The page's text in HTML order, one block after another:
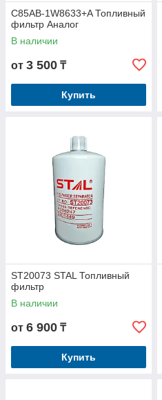
C85AB-1W8633+A Топливный
фильтр Аналог
В наличии
от 3 500 ₸
Купить
ST20073 STAL Топливный
фильтр
В наличии
от 6 900 ₸
Купить